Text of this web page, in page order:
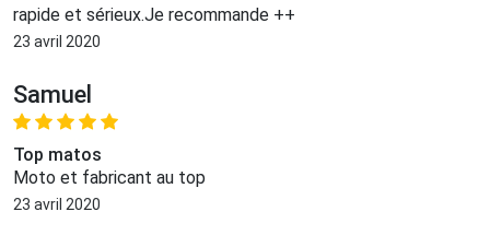
rapide et sérieux.Je recommande ++
23 avril 2020
Samuel
Top matos
Moto et fabricant au top
23 avril 2020